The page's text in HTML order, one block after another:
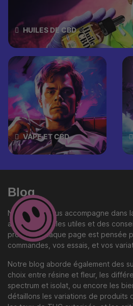
HUILES DE CBD
VAPE ET CBD
Blog
Notre blog vous accompagne dans
avec des articles utiles et des
produits. Chaque page est pensée
commandes, vos essais, et vos
Notre blog aborde également des
choix entre résine et fleur, les
spectrum et isolat, ou encore les
détaillons les variations de produits